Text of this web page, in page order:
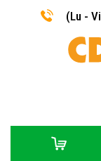
(Lu -